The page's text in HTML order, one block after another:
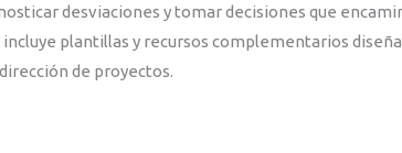
desviaciones y tomar decisiones que
plantillas y recursos complementarios
de proyectos.